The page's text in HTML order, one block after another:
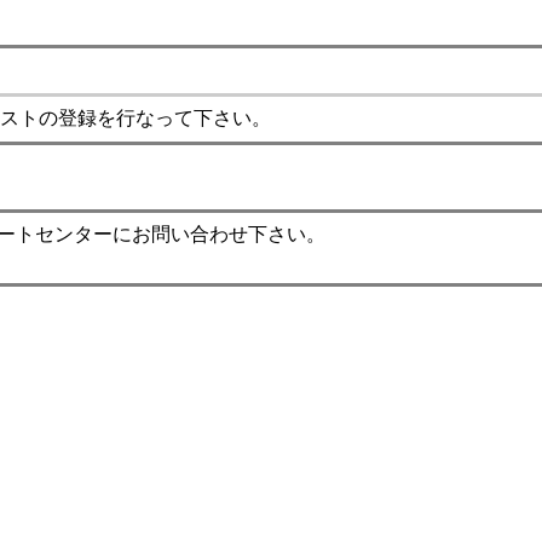
トの登録を行なって下さい。
センターにお問い合わせ下さい。